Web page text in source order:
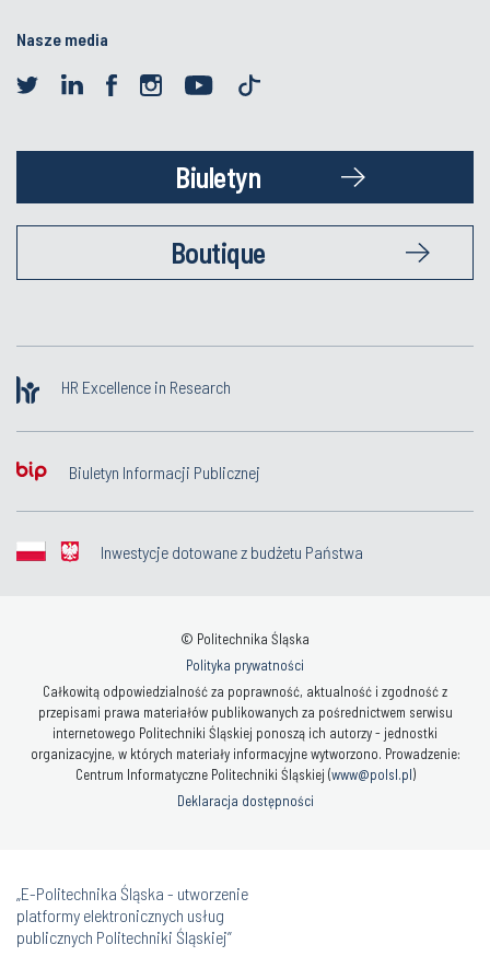
Nasze media
Biuletyn
Boutique
HR Excellence in Research
Biuletyn Informacji Publicznej
Inwestycje dotowane z budżetu Państwa
© Politechnika Śląska
Polityka prywatności
Całkowitą odpowiedzialność za poprawność, aktualność i zgodność z
przepisami prawa materiałów publikowanych za pośrednictwem serwisu
internetowego Politechniki Śląskiej ponoszą ich autorzy - jednostki
organizacyjne, w których materiały informacyjne wytworzono. Prowadzenie:
Centrum Informatyczne Politechniki Śląskiej (www@polsl.pl)
Deklaracja dostępności
„E-Politechnika Śląska - utworzenie
platformy elektronicznych usług
publicznych Politechniki Śląskiej”